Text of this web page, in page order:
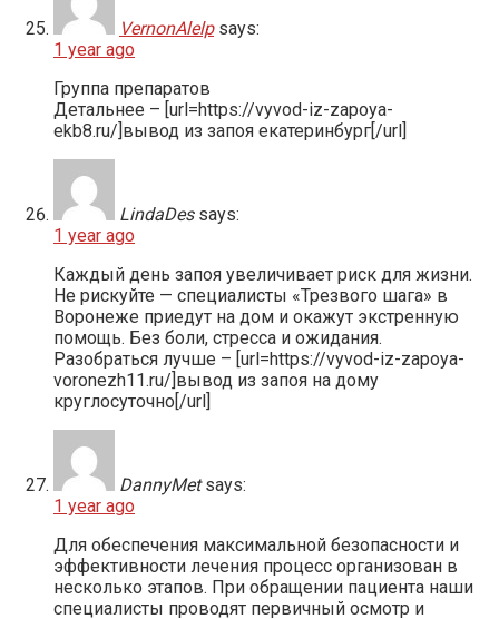
VernonAlelp says:
1 year ago
Группа препаратов
Детальнее – [url=https://vyvod-iz-zapoya-
ekb8.ru/]вывод из запоя екатеринбург[/url]
LindaDes says:
1 year ago
Каждый день запоя увеличивает риск для жизни.
Не рискуйте — специалисты «Трезвого шага» в
Воронеже приедут на дом и окажут экстренную
помощь. Без боли, стресса и ожидания.
Разобраться лучше – [url=https://vyvod-iz-zapoya-
voronezh11.ru/]вывод из запоя на дому
круглосуточно[/url]
DannyMet says:
1 year ago
Для обеспечения максимальной безопасности и
эффективности лечения процесс организован в
несколько этапов. При обращении пациента наши
специалисты проводят первичный осмотр и